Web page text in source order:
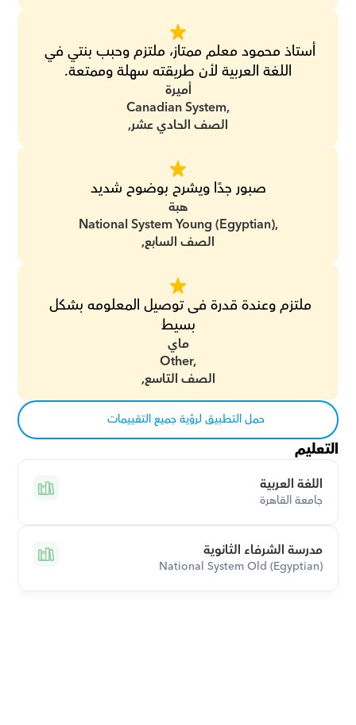
اللغة العربية لأن طريقته سهلة وممتعة.
أميرة
الصف الحادي عشر,
Canadian System,
صبور جدًا ويشرح بوضوح شديد
هبة
الصف السابع,
National System Young (Egyptian),
بسيط
ماي
الصف التاسع,
Other,
حمل التطبيق لرؤية جميع التقييمات
التعليم
اللغة العربية
جامعة القاهرة
مدرسة الشرفاء الثانوية
National System Old (Egyptian)